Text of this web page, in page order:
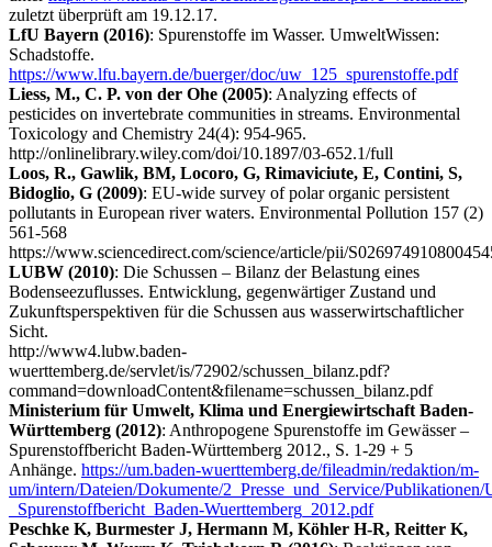
zuletzt überprüft am 19.12.17.
LfU Bayern (2016): Spurenstoffe im Wasser. UmweltWissen:
Schadstoffe.
https://www.lfu.bayern.de/buerger/doc/uw_125_spurenstoffe.pdf
Liess, M., C. P. von der Ohe (2005): Analyzing effects of
pesticides on invertebrate communities in streams. Environmental
Toxicology and Chemistry 24(4): 954-965.
http://onlinelibrary.wiley.com/doi/10.1897/03-652.1/full
Loos, R., Gawlik, BM, Locoro, G, Rimaviciute, E, Contini, S,
Bidoglio, G (2009): EU-wide survey of polar organic persistent
pollutants in European river waters. Environmental Pollution 157 (2)
561-568
https://www.sciencedirect.com/science/article/pii/
LUBW (2010): Die Schussen – Bilanz der Belastung eines
Bodenseezuflusses. Entwicklung, gegenwärtiger Zustand und
Zukunftsperspektiven für die Schussen aus wasserwirtschaftlicher
Sicht.
http://www4.lubw.baden-
wuerttemberg.de/servlet/is/72902/schussen_bilanz.pdf?
command=downloadContent&filename=schussen_bilanz.pdf
Ministerium für Umwelt, Klima und Energiewirtschaft Baden-
Württemberg (2012): Anthropogene Spurenstoffe im Gewässer –
Spurenstoffbericht Baden-Württemberg 2012., S. 1-29 + 5
Anhänge. https://um.baden-wuerttemberg.de/fileadmin/redaktion/m-
um/intern/Dateien/Dokumente/2_Presse_und_Service/
_Spurenstoffbericht_Baden-Wuerttemberg_2012.pdf
Peschke K, Burmester J, Hermann M, Köhler H-R, Reitter K,